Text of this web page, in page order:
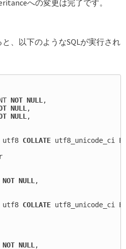
への変更は完了です。
、以下のようなSQLが実行され
NOT NULL,
NULL,
NULL,
utf8 COLLATE utf8_unicode_ci
NOT NULL,
utf8 COLLATE utf8_unicode_ci
NOT NULL,